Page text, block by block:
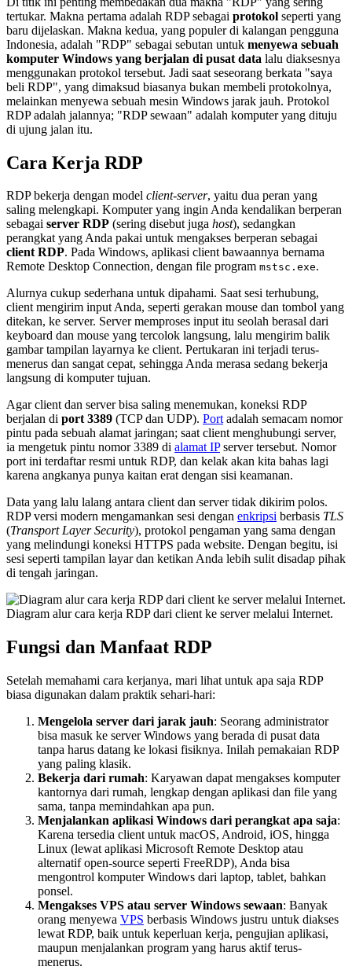
tertukar. Makna pertama adalah RDP sebagai protokol seperti yang
baru dijelaskan. Makna kedua, yang populer di kalangan pengguna
Indonesia, adalah "RDP" sebagai sebutan untuk menyewa sebuah
komputer Windows yang berjalan di pusat data lalu diaksesnya
menggunakan protokol tersebut. Jadi saat seseorang berkata "saya
beli RDP", yang dimaksud biasanya bukan membeli protokolnya,
melainkan menyewa sebuah mesin Windows jarak jauh. Protokol
RDP adalah jalannya; "RDP sewaan" adalah komputer yang dituju
di ujung jalan itu.
Cara Kerja RDP
RDP bekerja dengan model client-server, yaitu dua peran yang
saling melengkapi. Komputer yang ingin Anda kendalikan berperan
sebagai server RDP (sering disebut juga host), sedangkan
perangkat yang Anda pakai untuk mengakses berperan sebagai
client RDP. Pada Windows, aplikasi client bawaannya bernama
Remote Desktop Connection, dengan file program mstsc.exe.
Alurnya cukup sederhana untuk dipahami. Saat sesi terhubung,
client mengirim input Anda, seperti gerakan mouse dan tombol yang
ditekan, ke server. Server memproses input itu seolah berasal dari
keyboard dan mouse yang tercolok langsung, lalu mengirim balik
gambar tampilan layarnya ke client. Pertukaran ini terjadi terus-
menerus dan sangat cepat, sehingga Anda merasa sedang bekerja
langsung di komputer tujuan.
Agar client dan server bisa saling menemukan, koneksi RDP
berjalan di port 3389 (TCP dan UDP). Portadalah semacam nomor
pintu pada sebuah alamat jaringan; saat client menghubungi server,
ia mengetuk pintu nomor 3389 di alamat IPserver tersebut. Nomor
port ini terdaftar resmi untuk RDP, dan kelak akan kita bahas lagi
karena angkanya punya kaitan erat dengan sisi keamanan.
Data yang lalu lalang antara client dan server tidak dikirim polos.
RDP versi modern mengamankan sesi dengan enkripsi berbasis TLS
(Transport Layer Security), protokol pengaman yang sama dengan
yang melindungi koneksi HTTPS pada website. Dengan begitu, isi
sesi seperti tampilan layar dan ketikan Anda lebih sulit disadap pihak
di tengah jaringan.
Diagram alur cara kerja RDP dari client ke server melalui Internet.
Fungsi dan Manfaat RDP
Setelah memahami cara kerjanya, mari lihat untuk apa saja RDP
biasa digunakan dalam praktik sehari-hari:
Mengelola server dari jarak jauh: Seorang administrator
bisa masuk ke server Windows yang berada di pusat data
tanpa harus datang ke lokasi fisiknya. Inilah pemakaian RDP
yang paling klasik.
Bekerja dari rumah: Karyawan dapat mengakses komputer
kantornya dari rumah, lengkap dengan aplikasi dan file yang
sama, tanpa memindahkan apa pun.
Menjalankan aplikasi Windows dari perangkat apa saja:
Karena tersedia client untuk macOS, Android, iOS, hingga
Linux (lewat aplikasi Microsoft Remote Desktop atau
alternatif open-source seperti FreeRDP), Anda bisa
mengontrol komputer Windows dari laptop, tablet, bahkan
ponsel.
Mengakses VPS atau server Windows sewaan: Banyak
orang menyewa VPS berbasis Windows justru untuk diakses
lewat RDP, baik untuk keperluan kerja, pengujian aplikasi,
maupun menjalankan program yang harus aktif terus-
menerus.